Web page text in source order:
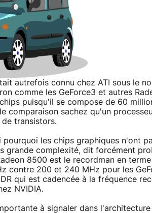
autrefois connu chez ATI sous le
comme les GeForce3 et autres
puisqu'il se compose de 60
comparaison sachez qu'un
transistors.
pourquoi les chips graphiques n'ont
grande complexité, dit forcément
8500 est le recordman en
contre 200 et 240 MHz pour les
qui est cadencée à la fréquence
NVIDIA.
à signaler dans